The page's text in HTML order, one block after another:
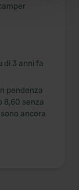
is processed
our traffic.
our site with
partners who
your use
di 3 anni fa
pendenza
8,60 senza
ancora